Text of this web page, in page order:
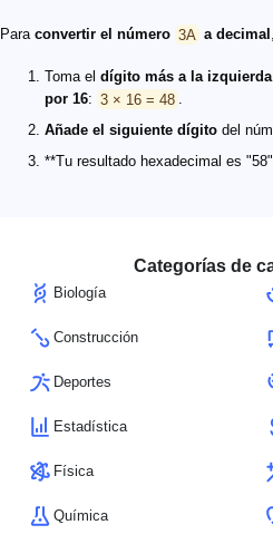
Para convertir el número 3A a decimal
Toma el dígito más a la izquierda
por 16: 3 × 16 = 48 .
Añade el siguiente dígito del
**Tu resultado hexadecimal es "58"
Categorías de
Biología
Construcción
Deportes
Estadística
Física
Química